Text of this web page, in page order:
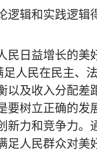
辑和实践逻辑
日益增长的美
人民在民主、
及收入分配差
树立正确的发
力和竞争力。
人民群众对美